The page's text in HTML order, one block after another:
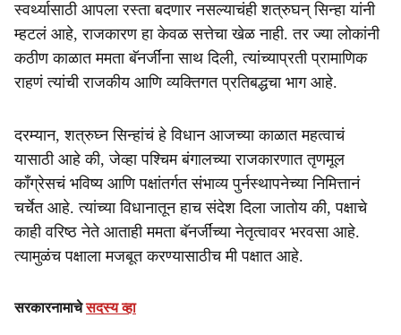
स्वर्थ्यासाठी आपला रस्ता बदणार नसल्याचंही शत्रुघन् सिन्हा यांनी
म्हटलं आहे, राजकारण हा केवळ सत्तेचा खेळ नाही. तर ज्या लोकांनी
कठीण काळात ममता बॅनर्जींना साथ दिली, त्यांच्याप्रती प्रामाणिक
राहणं त्यांची राजकीय आणि व्यक्तिगत प्रतिबद्धचा भाग आहे.
दरम्यान, शत्रुघ्न सिन्हांचं हे विधान आजच्या काळात महत्वाचं
यासाठी आहे की, जेव्हा पश्चिम बंगालच्या राजकारणात तृणमूल
काँग्रेसचं भविष्य आणि पक्षांतर्गत संभाव्य पुर्नस्थापनेच्या निमित्तानं
चर्चेत आहे. त्यांच्या विधानातून हाच संदेश दिला जातोय की, पक्षाचे
काही वरिष्ठ नेते आताही ममता बॅनर्जींच्या नेतृत्वावर भरवसा आहे.
त्यामुळंच पक्षाला मजबूत करण्यासाठीच मी पक्षात आहे.
सरकारनामाचेसदस्य व्हा